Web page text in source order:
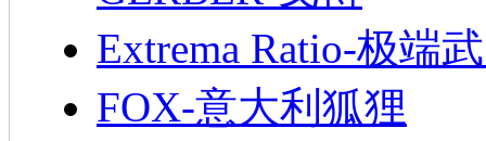
Extrema Ratio-极端
FOX-意大利狐狸